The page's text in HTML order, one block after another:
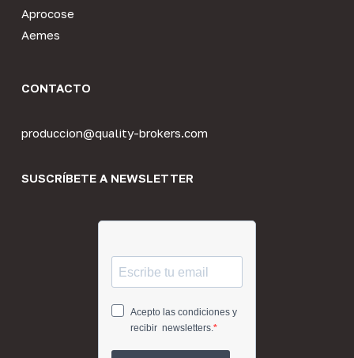
Aprocose
Aemes
CONTACTO
produccion@quality-brokers.com
SUSCRÍBETE A NEWSLETTER